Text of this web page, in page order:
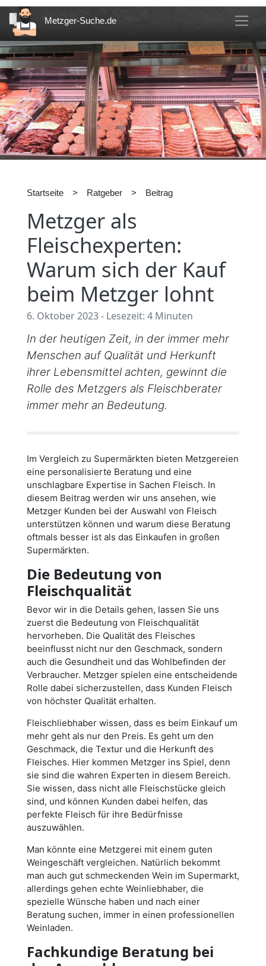
Metzger-Suche.de
Startseite > Ratgeber > Beitrag
Metzger als
Fleischexperten:
Warum sich der Kauf
beim Metzger lohnt
6. Oktober 2023 - Lesezeit: 4 Minuten
In der heutigen Zeit, in der immer mehr
Menschen auf Qualität und Herkunft
ihrer Lebensmittel achten, gewinnt die
Rolle des Metzgers als Fleischberater
immer mehr an Bedeutung.
Im Vergleich zu Supermärkten bieten Metzgereien
eine personalisierte Beratung und eine
unschlagbare Expertise in Sachen Fleisch. In
diesem Beitrag werden wir uns ansehen, wie
Metzger Kunden bei der Auswahl von Fleisch
unterstützen können und warum diese Beratung
oftmals besser ist als das Einkaufen in großen
Supermärkten.
Die Bedeutung von
Fleischqualität
Bevor wir in die Details gehen, lassen Sie uns
zuerst die Bedeutung von Fleischqualität
hervorheben. Die Qualität des Fleisches
beeinflusst nicht nur den Geschmack, sondern
auch die Gesundheit und das Wohlbefinden der
Verbraucher. Metzger spielen eine entscheidende
Rolle dabei sicherzustellen, dass Kunden Fleisch
von höchster Qualität erhalten.
Fleischliebhaber wissen, dass es beim Einkauf um
mehr geht als nur den Preis. Es geht um den
Geschmack, die Textur und die Herkunft des
Fleisches. Hier kommen Metzger ins Spiel, denn
sie sind die wahren Experten in diesem Bereich.
Sie wissen, dass nicht alle Fleischstücke gleich
sind, und können Kunden dabei helfen, das
perfekte Fleisch für ihre Bedürfnisse
auszuwählen.
Man könnte eine Metzgerei mit einem guten
Weingeschäft vergleichen. Natürlich bekommt
man auch gut schmeckenden Wein im Supermarkt,
allerdings gehen echte Weinliebhaber, die
spezielle Wünsche haben und nach einer
Beratung suchen, immer in einen professionellen
Weinladen.
Fachkundige Beratung bei